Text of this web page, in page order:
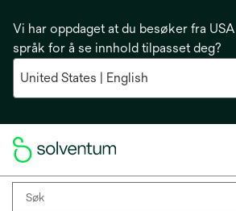
Vi har oppdaget at du besøker fra
språk for å se innhold tilpasset deg?